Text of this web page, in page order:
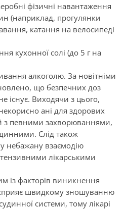
фізичні навантаження
(наприклад, прогулянки
катання на велосипеді
кухонної солі (до 5 г на
алкоголю. За новітніми
що безпечних доз
існує. Виходячи з цього,
ані для здорових
з певними захворюваннями,
Слід також
небажану взаємодію
лікарськими
із факторів виникнення
швидкому зношуванню
системи, тому лікарі